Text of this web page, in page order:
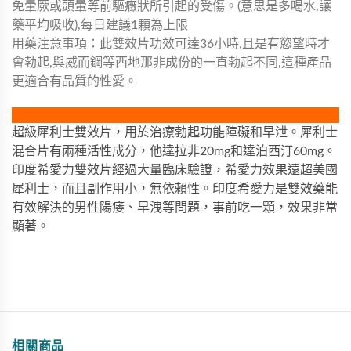
免暈厥或頭暈等前驅癥狀所引起的受傷。(意思是多喝水,讓
藥平均吸收),每日建議1顆為上限
用藥注意事項：此雙效片功效可達36小時,且是有慾望時才
會勃起,與威而鋼等西地那非成份的一直勃起不同,這種產品
更適合有品質的性愛。
超級犀利士雙效片，用於治療勃起功能障礙和早泄。犀利士
混合片有兩種活性成分，他達拉非20mg和達泊西汀60mg。
印度希愛力雙效片經過大量臨床驗證，希愛力效果遠超美國
犀利士，而且副作用小，無依賴性。印度希愛力是雙效藥能
有效解決的男性陽痿、早洩等問題，事前吃一顆，效果非常
顯著。
相關商品